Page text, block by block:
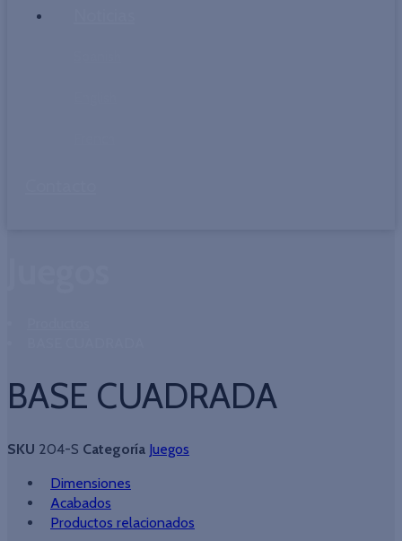
BASE CUADRADA
SKU 204-S Categoría Juegos
Dimensiones
Acabados
Productos relacionados